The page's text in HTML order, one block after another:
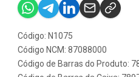
Código: N1075
Código NCM: 87088000
Código de Barras do Produto: